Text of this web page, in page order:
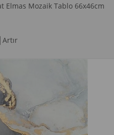
Elmas Mozaik Tablo 66x46cm
Artır